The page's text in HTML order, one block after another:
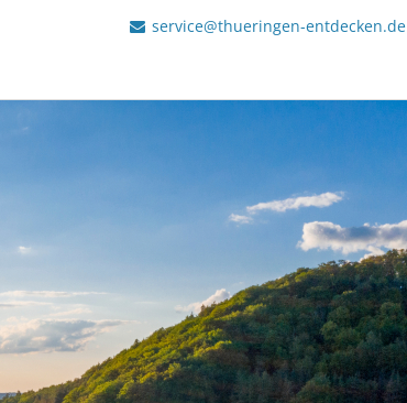
service@thueringen-entdecken.de